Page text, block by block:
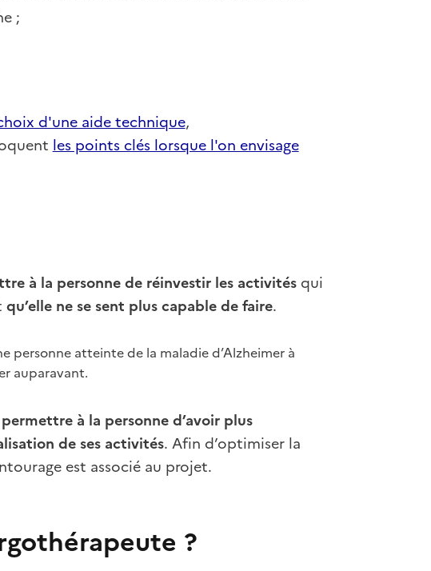
;
d'une aide technique,
les points clés lorsque l'on envisage
à la personne de réinvestir les activités qui
qu’elle ne se sent plus capable de faire.
personne atteinte de la maladie d’Alzheimer à
auparavant.
permettre à la personne d’avoir plus
de ses activités. Afin d’optimiser la
est associé au projet.
?